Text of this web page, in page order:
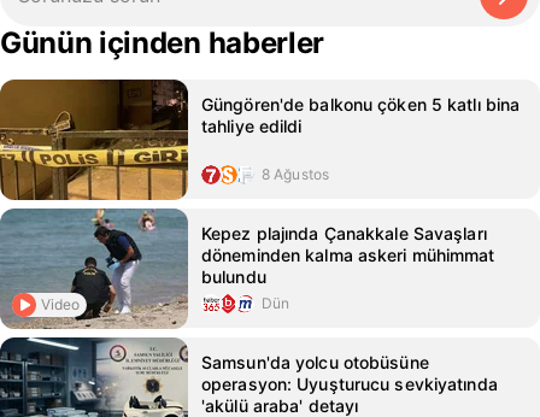
Günün içinden haberler
Güngören'de balkonu çöken 5 katlı bina
tahliye edildi
8 Ağustos
Video
Kepez plajında Çanakkale Savaşları
döneminden kalma askeri mühimmat
bulundu
Dün
Samsun'da yolcu otobüsüne
operasyon: Uyuşturucu sevkiyatında
'akülü araba' detayı